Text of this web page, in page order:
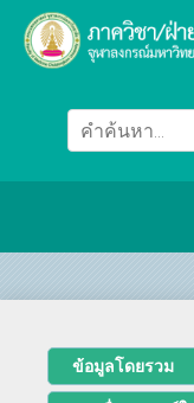
ภ
ข้อมูลโดยรวม